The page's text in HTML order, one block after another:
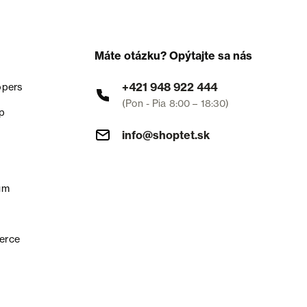
Máte otázku? Opýtajte sa nás
+421 948 922 444
(Pon - Pia 8:00 – 18:30)
info@shoptet.sk